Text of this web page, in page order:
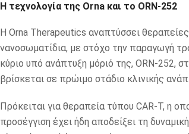
Η τεχνολογία της Orna και το ORN-252
Η Orna Therapeutics αναπτύσσει
νανοσωματίδια, με στόχο την παραγωγή
κύριο υπό ανάπτυξη μόριό της, ORN-252,
βρίσκεται σε πρώιμο στάδιο κλινικής
Πρόκειται για θεραπεία τύπου CAR-T, η
προσέγγιση έχει ήδη αποδείξει τη